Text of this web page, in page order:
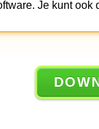
Je kunt ook